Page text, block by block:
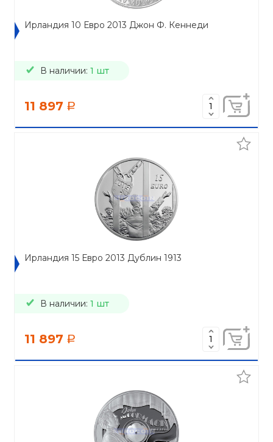
Ирландия 10 Евро 2013 Джон Ф. Кеннеди
В наличии: 1 шт
11 897 a
Ирландия 15 Евро 2013 Дублин 1913
В наличии: 1 шт
11 897 a